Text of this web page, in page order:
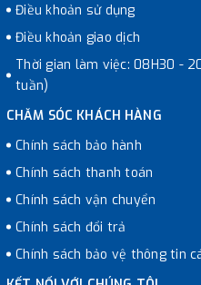
Điều khoản sử dụng
Điều khoản giao dịch
Thời gian làm việc: 08H30 -
tuần)
CHĂM SÓC KHÁCH HÀNG
Chính sách bảo hành
Chính sách thanh toán
Chính sách vận chuyển
Chính sách đổi trả
Chính sách bảo vệ thông tin